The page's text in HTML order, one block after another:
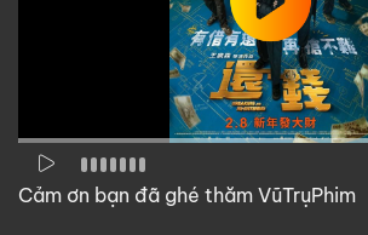
Cảm ơn bạn đã ghé thăm VũTrụPhim